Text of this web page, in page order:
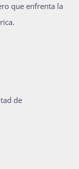
2027-1
que enfrenta la
de